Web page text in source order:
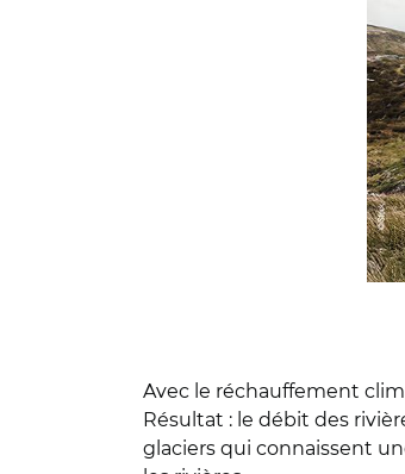
Avec le réchauffement
Résultat : le débit des
glaciers qui connaissent